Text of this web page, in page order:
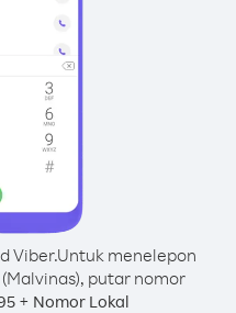
Viber.Untuk menelepon
putar nomor
+ Nomor Lokal